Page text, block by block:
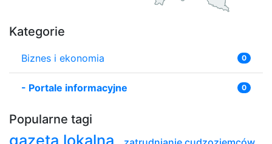
Kategorie
Biznes i ekonomia 0
- Portale informacyjne 0
Popularne tagi
gazeta lokalna